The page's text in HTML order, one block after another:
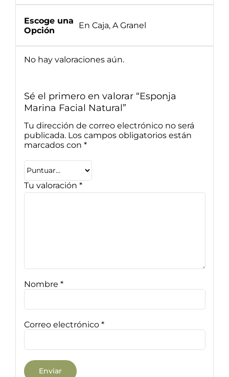
Escoge una
Opción
En Caja, A Granel
No hay valoraciones aún.
Sé el primero en valorar “Esponja
Marina Facial Natural”
Tu dirección de correo electrónico no será
publicada. Los campos obligatorios están
marcados con *
Tu valoración *
Nombre *
Correo electrónico *